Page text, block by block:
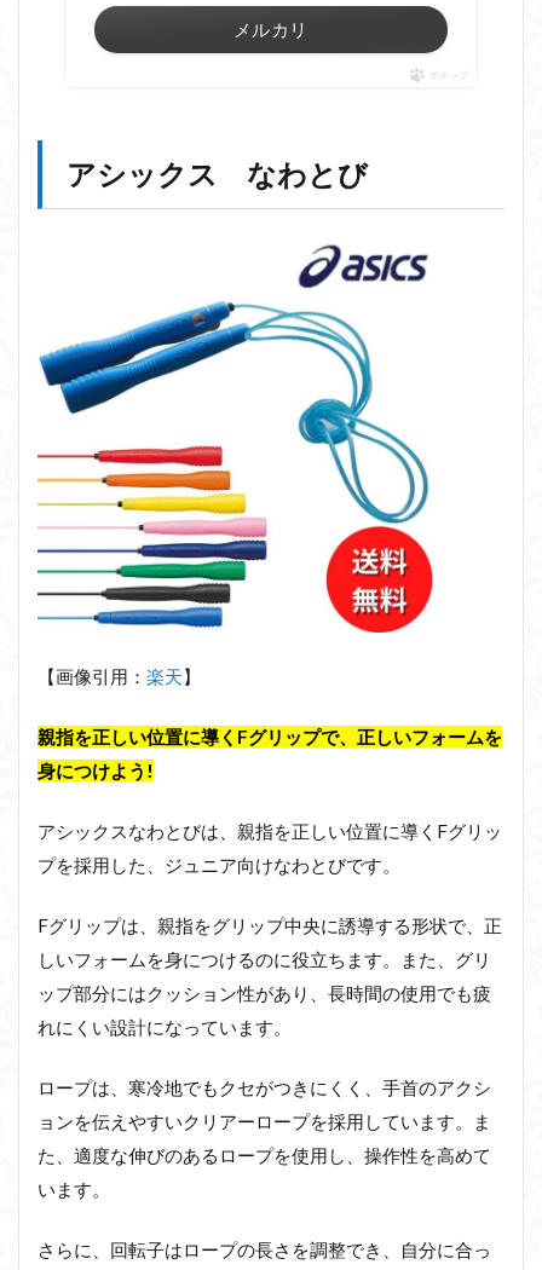
メルカリ
ポチップ
アシックス なわとび
【画像引用： 楽天】
親指を正しい位置に導くFグリップで、正しいフォームを
身につけよう!
アシックスなわとびは、親指を正しい位置に導くFグリッ
プを採用した、ジュニア向けなわとびです。
Fグリップは、親指をグリップ中央に誘導する形状で、正
しいフォームを身につけるのに役立ちます。また、グリ
ップ部分にはクッション性があり、長時間の使用でも疲
れにくい設計になっています。
ロープは、寒冷地でもクセがつきにくく、手首のアクシ
ョンを伝えやすいクリアーロープを採用しています。ま
た、適度な伸びのあるロープを使用し、操作性を高めて
います。
さらに、回転子はロープの長さを調整でき、自分に合っ